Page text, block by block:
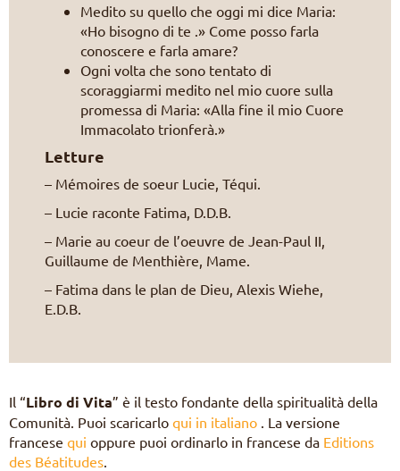
Medito su quello che oggi mi dice Maria:
«Ho bisogno di te .» Come posso farla
conoscere e farla amare?
Ogni volta che sono tentato di
scoraggiarmi medito nel mio cuore sulla
promessa di Maria: «Alla fine il mio Cuore
Immacolato trionferà.»
Letture
– Mémoires de soeur Lucie, Téqui.
– Lucie raconte Fatima, D.D.B.
– Marie au coeur de l’oeuvre de Jean-Paul II,
Guillaume de Menthière, Mame.
– Fatima dans le plan de Dieu, Alexis Wiehe,
E.D.B.
Il “Libro di Vita” è il testo fondante della spiritualità della
Comunità. Puoi scaricarlo qui in italiano . La versione
francese qui oppure puoi ordinarlo in francese da Editions
des Béatitudes